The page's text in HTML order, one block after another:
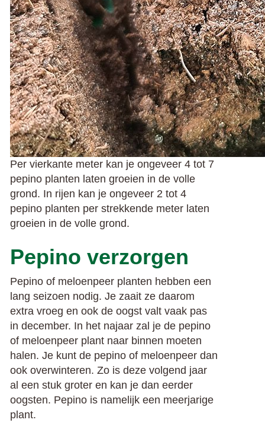
Per vierkante meter kan je ongeveer 4 tot 7
pepino planten laten groeien in de volle
grond. In rijen kan je ongeveer 2 tot 4
pepino planten per strekkende meter laten
groeien in de volle grond.
Pepino verzorgen
Pepino of meloenpeer planten hebben een
lang seizoen nodig. Je zaait ze daarom
extra vroeg en ook de oogst valt vaak pas
in december. In het najaar zal je de pepino
of meloenpeer plant naar binnen moeten
halen. Je kunt de pepino of meloenpeer dan
ook overwinteren. Zo is deze volgend jaar
al een stuk groter en kan je dan eerder
oogsten. Pepino is namelijk een meerjarige
plant.